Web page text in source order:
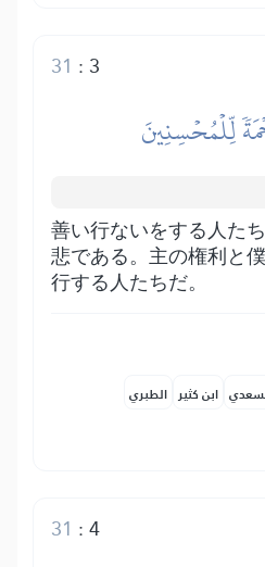
3
:
31
لِّلۡمُحۡسِنِينَ
善い行ないをする人た
悲である。主の権利と
行する人たちだ。
ابن كثير الطبري
4
:
31